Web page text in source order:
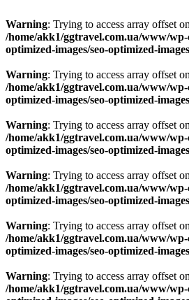
Warning: Trying to access array offset
/home/akk1/ggtravel.com.ua/www/
optimized-images/seo-optimized-
Warning: Trying to access array offset
/home/akk1/ggtravel.com.ua/www/
optimized-images/seo-optimized-
Warning: Trying to access array offset
/home/akk1/ggtravel.com.ua/www/
optimized-images/seo-optimized-
Warning: Trying to access array offset
/home/akk1/ggtravel.com.ua/www/
optimized-images/seo-optimized-
Warning: Trying to access array offset
/home/akk1/ggtravel.com.ua/www/
optimized-images/seo-optimized-
Warning: Trying to access array offset
/home/akk1/ggtravel.com.ua/www/